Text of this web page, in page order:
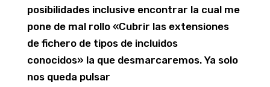
posibilidades inclusive encontrar la cual me
pone de mal rollo «Cubrir las extensiones
de fichero de tipos de incluidos
conocidos» la que desmarcaremos. Ya solo
nos queda pulsar